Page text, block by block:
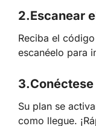
2.Escanear
Reciba el
escanéelo para
3.
Su plan se
como llegue.